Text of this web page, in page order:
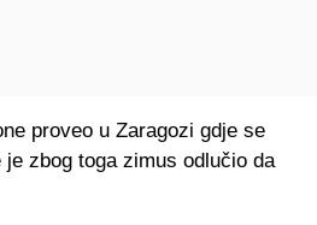
proveo u Zaragozi gdje se
zbog toga zimus odlučio da